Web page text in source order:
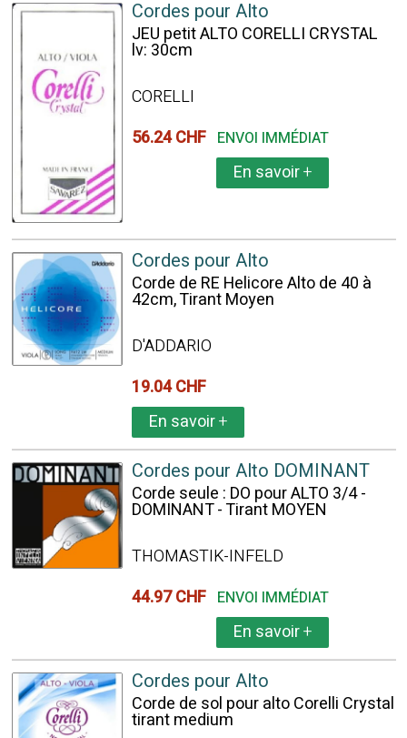
Cordes pour Alto
JEU petit ALTO CORELLI CRYSTAL
lv: 30cm
CORELLI
56.24 CHF ENVOI IMMÉDIAT
En savoir+
Cordes pour Alto
Corde de RE Helicore Alto de 40 à
42cm, Tirant Moyen
D'ADDARIO
19.04 CHF
En savoir+
Cordes pour Alto DOMINANT
Corde seule : DO pour ALTO 3/4 -
DOMINANT - Tirant MOYEN
THOMASTIK-INFELD
44.97 CHF ENVOI IMMÉDIAT
En savoir+
Cordes pour Alto
Corde de sol pour alto Corelli Crystal
tirant medium